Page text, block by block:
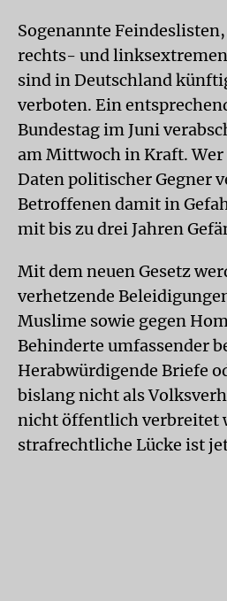
Sogenannte
rechts- und
sind in Deutschland
verboten. Ein
Bundestag im Juni
am Mittwoch in Kraft. Wer
Daten politischer Gegner
Betroffenen damit in
mit bis zu drei Jahren
Mit dem neuen Gesetz
verhetzende
Muslime sowie gegen
Behinderte umfassender
Herabwürdigende Briefe
bislang nicht als
nicht öffentlich verbreitet
strafrechtliche Lücke ist